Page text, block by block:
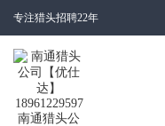
专注猎头招聘22年